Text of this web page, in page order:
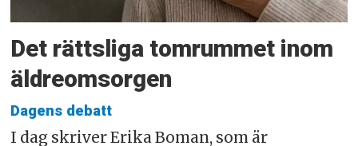
Det rättsliga tomrummet inom
äldreomsorgen
Dagens debatt
I dag skriver Erika Boman, som är